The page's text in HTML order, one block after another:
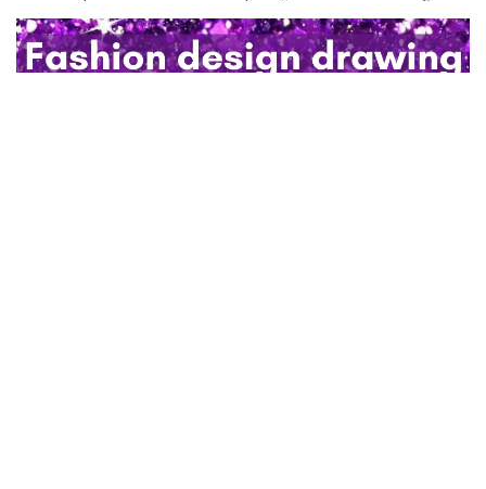
คณะศิลปกรรมศาสตร์ จุฬาฯ และคุณวรงค์ บุญอารีย์ ศิลปินพื้น
บ้าน ระหว่างวันที่ 12 -16